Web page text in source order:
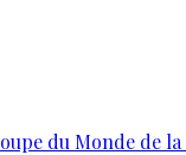
du Monde de la